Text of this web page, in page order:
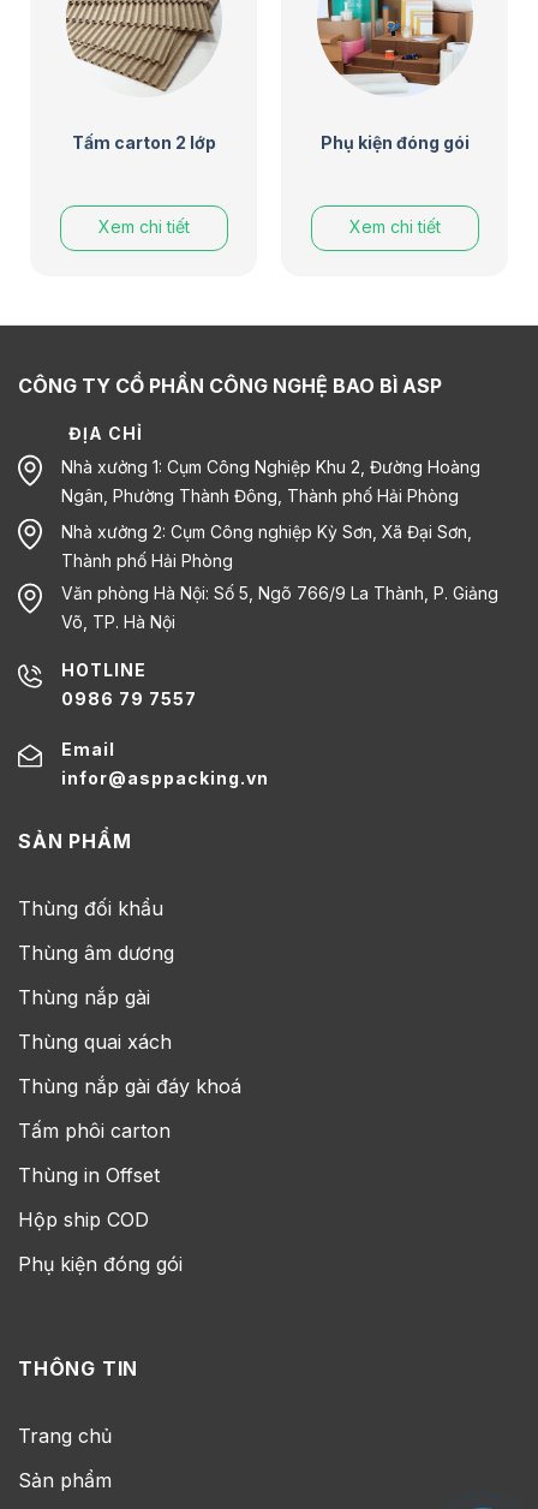
Tấm carton 2 lớp
Xem chi tiết
Phụ kiện đóng gói
Xem chi tiết
CÔNG TY CỔ PHẦN CÔNG NGHỆ BAO BÌ ASP
ĐỊA CHỈ
Nhà xưởng 1: Cụm Công Nghiệp Khu 2, Đường Hoàng
Ngân, Phường Thành Đông, Thành phố Hải Phòng
Nhà xưởng 2: Cụm Công nghiệp Kỳ Sơn, Xã Đại Sơn,
Thành phố Hải Phòng
Văn phòng Hà Nội: Số 5, Ngõ 766/9 La Thành, P. Giảng
Võ, TP. Hà Nội
HOTLINE
0986 79 7557
Email
infor@asppacking.vn
SẢN PHẨM
Thùng đối khẩu
Thùng âm dương
Thùng nắp gài
Thùng quai xách
Thùng nắp gài đáy khoá
Tấm phôi carton
Thùng in Offset
Hộp ship COD
Phụ kiện đóng gói
THÔNG TIN
Trang chủ
Sản phẩm